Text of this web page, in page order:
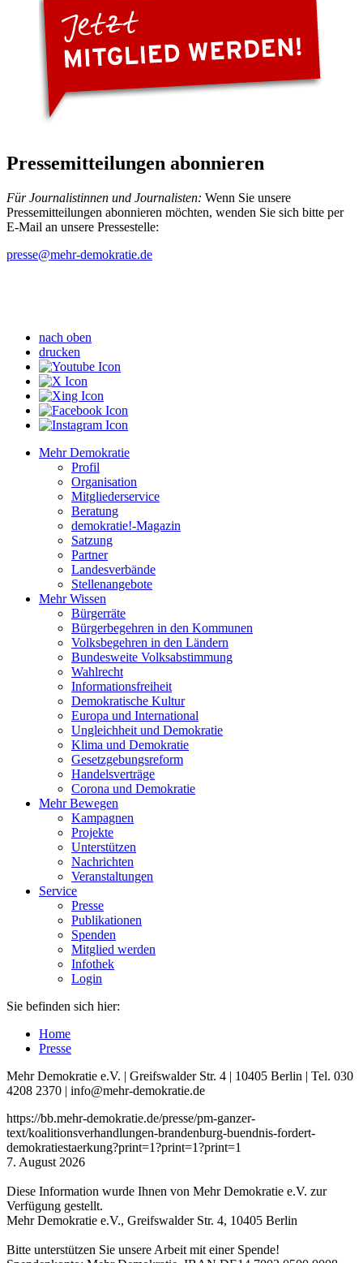
Pressemitteilungen abonnieren
Für Journalistinnen und Journalisten: Wenn Sie unsere
Pressemitteilungen abonnieren möchten, wenden Sie sich bitte per
E-Mail an unsere Pressestelle:
presse@mehr-demokratie.de
nach oben
drucken
Mehr Demokratie
Profil
Organisation
Mitgliederservice
Beratung
demokratie!-Magazin
Satzung
Partner
Landesverbände
Stellenangebote
Mehr Wissen
Bürgerräte
Bürgerbegehren in den Kommunen
Volksbegehren in den Ländern
Bundesweite Volksabstimmung
Wahlrecht
Informationsfreiheit
Demokratische Kultur
Europa und International
Ungleichheit und Demokratie
Klima und Demokratie
Gesetzgebungsreform
Handelsverträge
Corona und Demokratie
Mehr Bewegen
Kampagnen
Projekte
Unterstützen
Nachrichten
Veranstaltungen
Service
Presse
Publikationen
Spenden
Mitglied werden
Infothek
Login
Sie befinden sich hier:
Home
Presse
Mehr Demokratie e.V. | Greifswalder Str. 4 | 10405 Berlin | Tel. 030
4208 2370 | info@mehr-demokratie.de
https://bb.mehr-demokratie.de/presse/pm-ganzer-
text/koalitionsverhandlungen-brandenburg-buendnis-fordert-
demokratiestaerkung?print=1?print=1?print=1
7. August 2026
Diese Information wurde Ihnen von Mehr Demokratie e.V. zur
Verfügung gestellt.
Mehr Demokratie e.V., Greifswalder Str. 4, 10405 Berlin
Bitte unterstützen Sie unsere Arbeit mit einer Spende!